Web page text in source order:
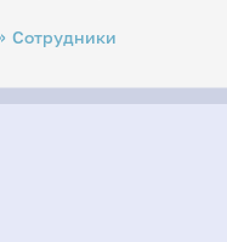
Сотрудники